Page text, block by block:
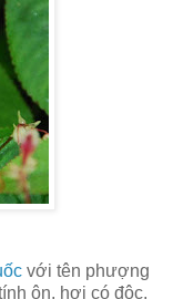
với tên phượng
ôn, hơi có độc,